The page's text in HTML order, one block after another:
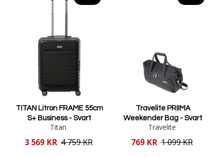
TITAN Litron FRAME 55cm
S+ Business - Svart
Titan
Reducerat
3 569 KR 4 759 KR
Travelite PRIIMA
Weekender Bag - Svart
Travelite
Reducerat
769 KR 1 099 KR